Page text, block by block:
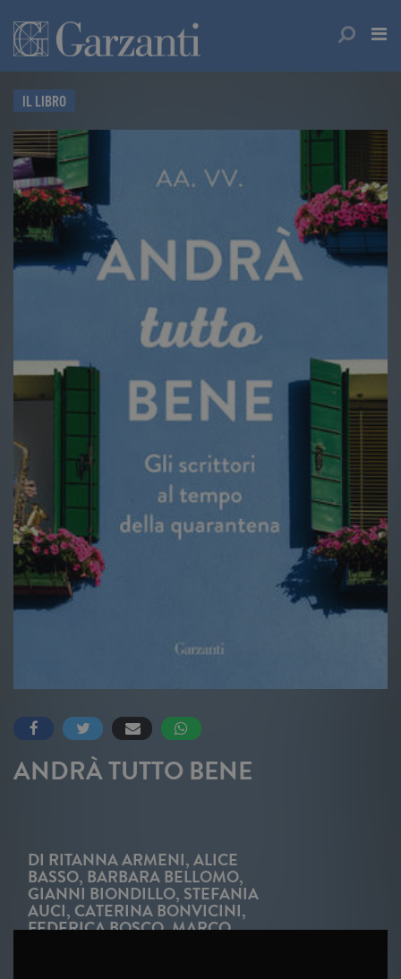
IL LIBRO
ANDRÀ TUTTO BENE
DI RITANNA ARMENI,ALICE
BASSO, BARBARA BELLOMO,
GIANNI BIONDILLO, STEFANIA
AUCI, CATERINA BONVICINI,
FEDERICA BOSCO,MARCO